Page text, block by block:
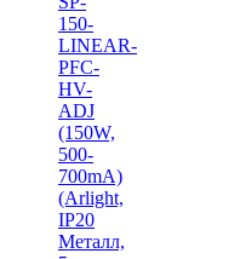
150-
LINEAR-
PFC-
HV-
ADJ
(150W,
500-
700mA)
(Arlight,
IP20
Металл,